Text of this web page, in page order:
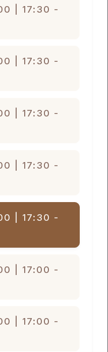
| 17:30 -
| 17:30 -
| 17:30 -
| 17:30 -
| 17:30 -
| 17:00 -
| 17:00 -